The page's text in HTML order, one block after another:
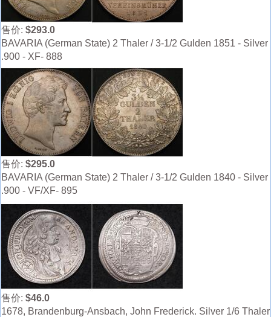
售价: $293.0
BAVARIA (German State) 2 Thaler / 3-1/2 Gulden 1851 - Silver
.900 - XF- 888
售价: $295.0
BAVARIA (German State) 2 Thaler / 3-1/2 Gulden 1840 - Silver
.900 - VF/XF- 895
售价: $46.0
1678, Brandenburg-Ansbach, John Frederick. Silver 1/6 Thaler